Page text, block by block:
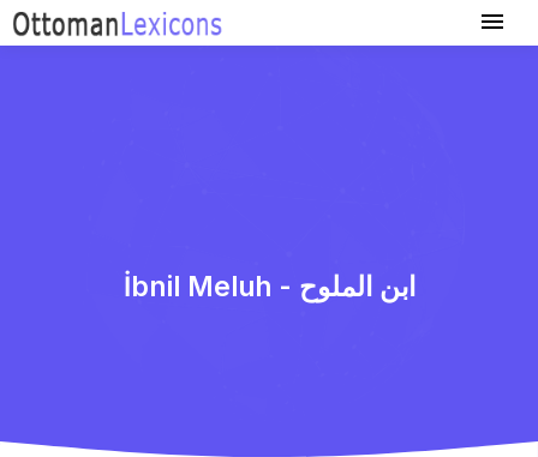
İbnil Meluh - ابن الملوح